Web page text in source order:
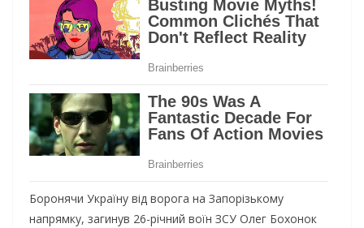
Боронячи Україну від ворога на Запорізькому
напрямку, загинув 26-річний воїн ЗСУ Олег Бохонок